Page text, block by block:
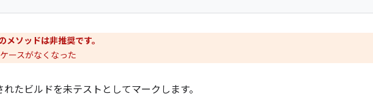
メソッドは非推奨です。
ースがなくなった
れたビルドを未テストとしてマークします。